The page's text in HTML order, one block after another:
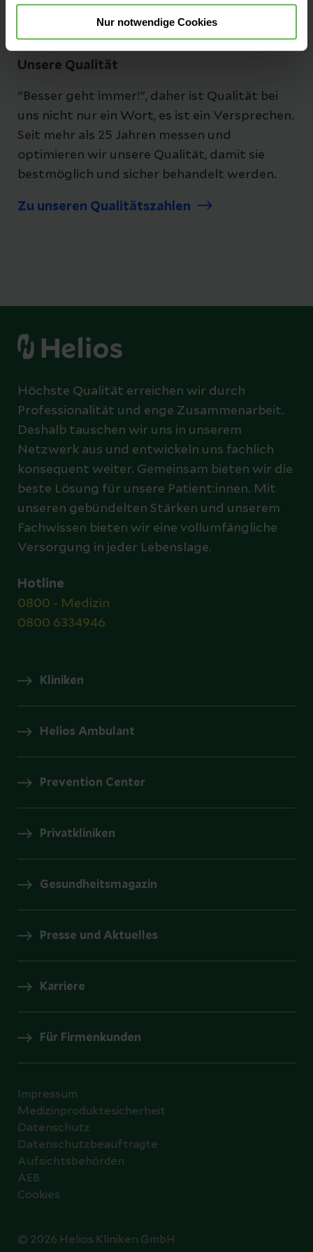
Nur notwendige Cookies
Unsere Qualität
"Besser geht immer!", daher ist Qualität bei
uns nicht nur ein Wort, es ist ein Versprechen.
Seit mehr als 25 Jahren messen und
optimieren wir unsere Qualität, damit sie
bestmöglich und sicher behandelt werden.
Zu unseren Qualitätszahlen
Höchste Qualität erreichen wir durch
Professionalität und enge Zusammenarbeit.
Deshalb tauschen wir uns in unserem
Netzwerk aus und entwickeln uns fachlich
konsequent weiter. Gemeinsam bieten wir die
beste Lösung für unsere Patient:innen. Mit
unseren gebündelten Stärken und unserem
Fachwissen bieten wir eine vollumfängliche
Versorgung in jeder Lebenslage.
Hotline
0800 - Medizin
0800 6334946
Kliniken
Helios Ambulant
Prevention Center
Privatkliniken
Gesundheitsmagazin
Presse und Aktuelles
Karriere
Für Firmenkunden
© 2026 Helios Kliniken GmbH
Impressum
Medizinproduktesicherheit
Datenschutz
Datenschutzbeauftragte
Aufsichtsbehörden
AEB
Cookies